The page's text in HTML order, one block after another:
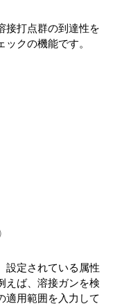
接打点群の到達性を
クの機能です。
設定されている属性
えば、溶接ガンを検
適用範囲を入力して